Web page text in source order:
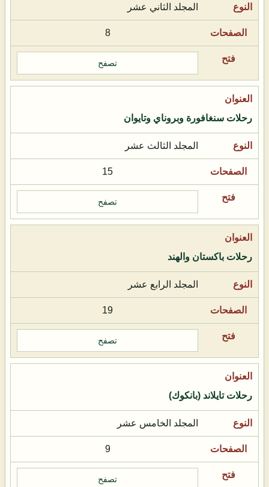
المجلد الثاني عشر
8
تصفح
رحلات سنغافورة وبروناي وتايوان
المجلد الثالث عشر
15
تصفح
رحلات باكستان والهند
المجلد الرابع عشر
19
تصفح
رحلات تايلاند (بانكوك)
المجلد الخامس عشر
9
تصفح